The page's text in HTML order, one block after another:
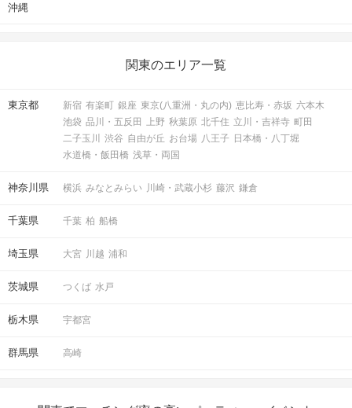
沖縄
関東のエリア一覧
東京都 新宿 有楽町 銀座 東京(八重洲・丸の内) 恵比寿・赤坂 六本木
池袋 品川・五反田 上野 秋葉原 北千住 立川・吉祥寺 町田
二子玉川
渋谷 自由が丘 お台場 八王子 日本橋・八丁堀
水道橋・飯田橋 浅草・両国
神奈川県 横浜 みなとみらい 川崎・武蔵小杉 藤沢 鎌倉
千葉県 千葉 柏 船橋
埼玉県 大宮 川越 浦和
茨城県 つくば 水戸
栃木県 宇都宮
群馬県 高崎